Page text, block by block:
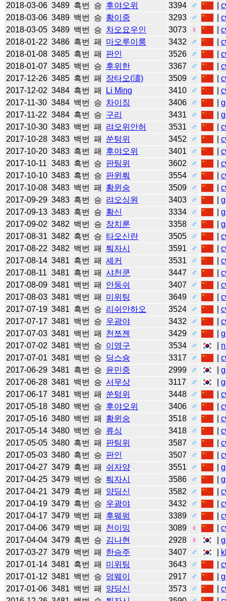
2018-03-06 3489 흑번 승 후야오위 3394 ♂ |
2018-03-06 3489 백번 승 황이중 3293 ♂ |
2018-03-05 3489 백번 승 차오요우인 3073 ♀ |
2018-01-22 3486 흑번 패 마오루이룽 3432 ♂ |
2018-01-08 3485 흑번 패 판인 3526 ♂ |
2018-01-07 3485 백번 승 후위한 3367 ♂ |
2017-12-26 3485 흑번 패 장타오(濤) 3509 ♂ |
2017-12-02 3484 흑번 패 Li Ming 3410 ♂ |
2017-11-30 3484 백번 승 차이징 3406 ♂ |
2017-11-22 3484 흑번 승 구리 3431 ♂ |
2017-10-30 3483 백번 패 랴오위안허 3531 ♂ |
2017-10-28 3483 백번 패 쑨텅위 3452 ♂ |
2017-10-20 3483 흑번 패 후야오위 3401 ♂ |
2017-10-11 3483 흑번 승 판팅위 3602 ♂ |
2017-10-10 3483 흑번 승 판윈뤄 3554 ♂ |
2017-10-08 3483 백번 패 황윈숭 3509 ♂ |
2017-09-29 3483 흑번 승 랴오싱원 3403 ♂ |
2017-09-13 3483 흑번 승 황신 3334 ♂ |
2017-09-02 3482 백번 승 장치룬 3358 ♂ |
2017-08-31 3482 흑번 승 타오신란 3505 ♂ |
2017-08-22 3482 백번 패 퉈자시 3591 ♂ |
2017-08-14 3481 흑번 패 셰커 3531 ♂ |
2017-08-11 3481 흑번 패 샤천쿤 3447 ♂ |
2017-08-09 3481 백번 패 안둥쉬 3407 ♂ |
2017-08-03 3481 백번 패 미위팅 3649 ♂ |
2017-07-19 3481 흑번 승 리쉬안하오 3524 ♂ |
2017-07-17 3481 백번 승 우광야 3432 ♂ |
2017-07-03 3481 백번 패 천쯔젠 3429 ♂ |
2017-07-02 3481 백번 승 이영구 3534 ♂
2017-07-01 3481 백번 승 딩스슝 3317 ♂ |
2017-06-29 3481 흑번 승 윤민중 2999 ♂ |
2017-06-28 3481 백번 승 서무상 3117 ♂ |
2017-06-17 3481 백번 패 쑨텅위 3448 ♂ |
2017-05-18 3480 백번 승 후야오위 3406 ♂ |
2017-05-16 3480 백번 패 황윈숭 3518 ♂ |
2017-05-14 3480 백번 승 류싱 3418 ♂ |
2017-05-05 3480 흑번 패 판팅위 3587 ♂ |
2017-05-03 3480 흑번 승 판인 3507 ♂ |
2017-04-27 3479 흑번 패 쉬자양 3551 ♂ |
2017-04-25 3479 백번 승 퉈자시 3586 ♂ |
2017-04-21 3479 흑번 패 양딩신 3582 ♂ |
2017-04-19 3479 흑번 승 우광야 3432 ♂ |
2017-04-17 3479 백번 패 후웨펑 3389 ♂ |
2017-04-06 3479 백번 패 천이밍 3089 ♀ |
2017-04-04 3479 흑번 승 김나현 2928 ♀ |
2017-03-27 3479 백번 패 한승주 3407 ♂
2017-01-14 3481 흑번 패 미위팅 3643 ♂ |
2017-01-12 3481 백번 승 덩웨이 2917 ♂ |
2017-01-06 3481 백번 패 양딩신 3573 ♂ |